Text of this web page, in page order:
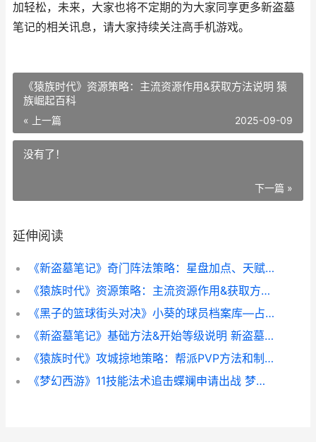
加轻松，未来，大家也将不定期的为大家同享更多新盗墓
笔记的相关讯息，请大家持续关注高手机游戏。
《猿族时代》资源策略：主流资源作用&获取方法说明 猿
族崛起百科
« 上一篇 2025-09-09
没有了！
下一篇 »
延伸阅读
《新盗墓笔记》奇门阵法策略：星盘加点、天赋选择和实战诀窍 新盗墓笔记伙伴助战最强阵容
《猿族时代》资源策略：主流资源作用&获取方法说明 猿族崛起百科
《黑子的篮球街头对决》小葵的球员档案库—占卜绿间真太郎 黑子的篮球街头对决账号交易
《新盗墓笔记》基础方法&开始等级说明 新盗墓笔记手游礼包码
《猿族时代》攻城掠地策略：帮派PVP方法和制胜诀窍解析 猿族时代在线观看
《梦幻西游》11技能法术追击蝶斓申请出战 梦幻西游11修点到20